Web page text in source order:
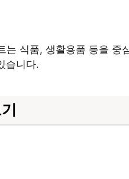
는 식품, 생활용품 등을
습니다.